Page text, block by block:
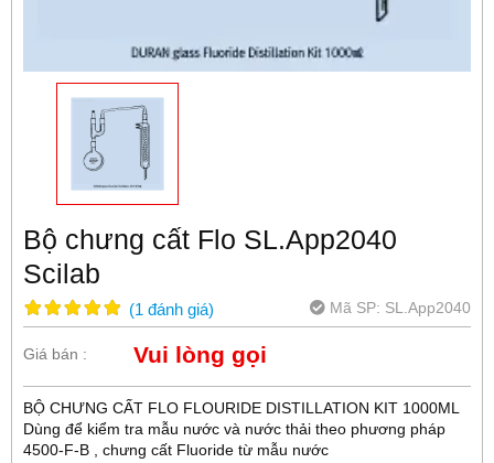
Bộ chưng cất Flo SL.App2040
Scilab
(1 đánh giá) Mã SP: SL.App2040
Giá bán : Vui lòng gọi
BỘ CHƯNG CẤT FLO FLOURIDE DISTILLATION KIT 1000ML
Dùng để kiểm tra mẫu nước và nước thải theo phương pháp
4500-F-B , chưng cất Fluoride từ mẫu nước